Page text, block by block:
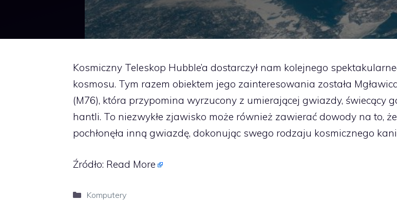
Kosmiczny Teleskop Hubble’a dostarczył nam kolejnego
kosmosu. Tym razem obiektem jego zainteresowania została
(M76), która przypomina wyrzucony z umierającej gwiazdy, świecący
hantli. To niezwykłe zjawisko może również zawierać dowody na to,
pochłonęła inną gwiazdę, dokonując swego rodzaju kosmicznego
Źródło: Read More
Kategorie
Komputery